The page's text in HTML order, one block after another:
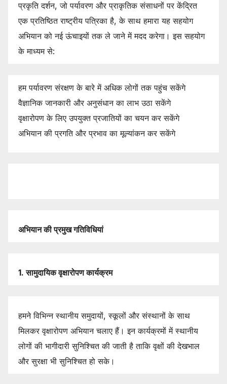
प्रकृति दर्शन, जो पर्यावरण और प्राकृतिक संसाधनों पर केंद्रित
एक प्रतिष्ठित राष्ट्रीय पत्रिका है, के साथ हमारा यह सहयोग
अभियान को नई ऊंचाइयों तक ले जाने में मदद करेगा। इस सहयोग
के माध्यम से:
हम पर्यावरण संरक्षण के बारे में अधिक लोगों तक पहुंच सकेंगे
वैज्ञानिक जानकारी और अनुसंधान का लाभ उठा सकेंगे
वृक्षारोपण के लिए उपयुक्त प्रजातियों का चयन कर सकेंगे
अभियान की प्रगति और प्रभाव का मूल्यांकन कर सकेंगे
अभियानकीप्रमुखगतिविधियां
1.सामुदायिकवृक्षारोपणकार्यक्रम
हमने विभिन्न स्थानीय समुदायों, स्कूलों और संस्थानों के साथ
मिलकर वृक्षारोपण अभियान चलाए हैं। इन कार्यक्रमों में स्थानीय
लोगों की भागीदारी सुनिश्चित की जाती है ताकि वृक्षों की देखभाल
और सुरक्षा भी सुनिश्चित हो सके।